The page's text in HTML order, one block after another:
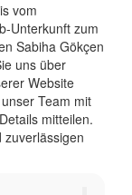
vom
Unterkunft zum
Sabiha Gökçen
uns über
Website
Team mit
mitteilen.